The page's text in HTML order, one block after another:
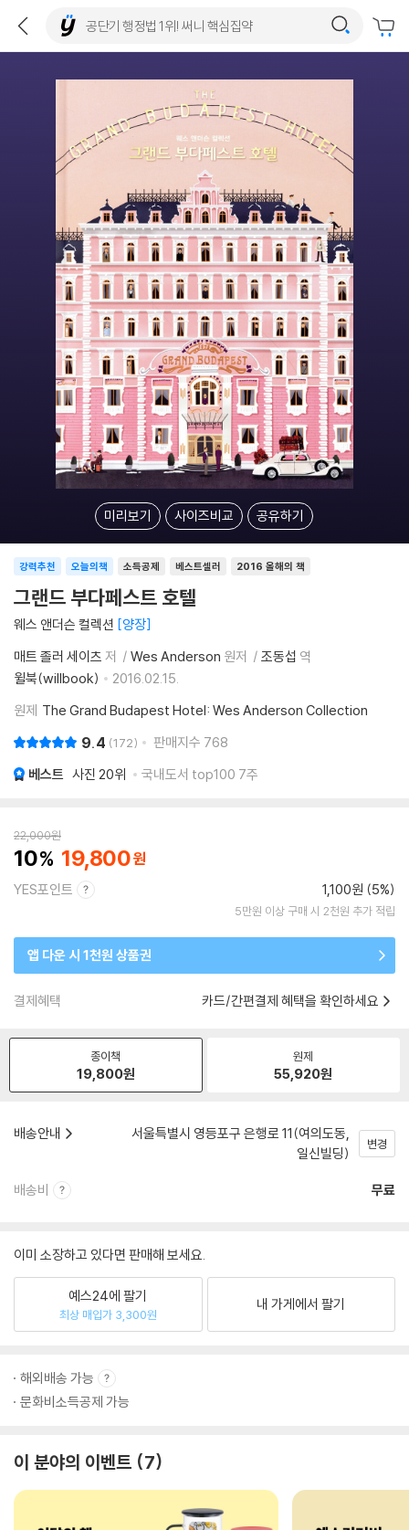
미리보기 사이즈비교 공유하기
소득공제 베스트셀러
강력추천 오늘의책 2016 올해의 책
그랜드 부다페스트 호텔
웨스 앤더슨 컬렉션 양장
매트 졸러 세이츠 저 Wes Anderson 원저 조동섭 역
윌북(willbook)
2016.02.15.
원제 The Grand Budapest Hotel: Wes Anderson Collection
9.4 172 판매지수 768
베스트 사진 20위 국내도서 top100 7주
22,000원
10 19,800
YES포인트 1,100원 (5%)
5만원 이상 구매 시 2천원 추가 적립
앱 다운 시 1천원 상품권
결제혜택 카드/간편결제 혜택을 확인하세요
종이책
19,800원
원제
55,920원
배송안내
서울특별시 영등포구 은행로 11(여의도동,
일신빌딩)
변경
배송비 무료
이미 소장하고 있다면 판매해 보세요.
예스24에 팔기
최상 매입가 3,300원
내 가게에서 팔기
해외배송 가능
문화비소득공제 가능
이 분야의 이벤트 7